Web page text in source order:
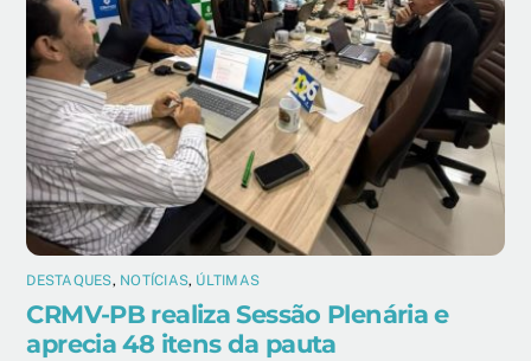
DESTAQUES, NOTÍCIAS, ÚLTIMAS
CRMV-PB realiza Sessão Plenária e
aprecia 48 itens da pauta